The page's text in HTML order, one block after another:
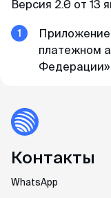
Версия 2.0 от 13
платежном
Федерации»
Контакты
WhatsApp